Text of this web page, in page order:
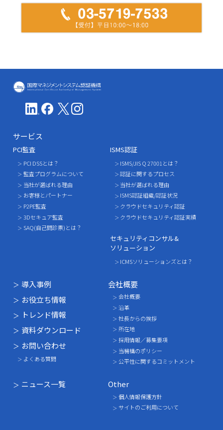
サービス
PCI監査
PCI DSSとは？
監査プログラムについて
当社が選ばれる理由
お客様とパートナー
P2PE監査
3Dセキュア監査
SAQ(自己問診票)とは？
ISMS認証
ISMS/JIS Q 27001とは？
認証に関するプロセス
当社が選ばれる理由
ISMS認証組織/認証状況
クラウドセキュリティ認証
クラウドセキュリティ認証実績
セキュリティコンサル&
ソリューション
ICMSソリューションズとは？
導入事例
お役立ち情報
トレンド情報
資料ダウンロード
お問い合わせ
よくある質問
会社概要
会社概要
沿革
社長からの挨拶
所在地
採用情報／募集要項
当機構のポリシー
公平性に関するコミットメント
ニュース一覧 Other
個人情報保護方針
サイトのご利用について